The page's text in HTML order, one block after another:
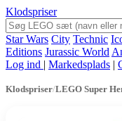
Klodspriser
Star Wars City Technic
Editions Jurassic World
Log ind | Markedsplads |
Klodspriser/LEGO Super